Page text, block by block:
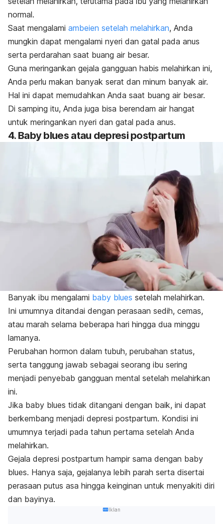
normal.
Saat mengalami ambeien setelah melahirkan, Anda
mungkin dapat mengalami nyeri dan gatal pada anus
serta perdarahan saat buang air besar.
Guna meringankan gejala gangguan habis melahirkan ini,
Anda perlu makan banyak serat dan minum banyak air.
Hal ini dapat memudahkan Anda saat buang air besar.
Di samping itu, Anda juga bisa berendam air hangat
untuk meringankan nyeri dan gatal pada anus.
4. Baby bluesatau depresi postpartum
Banyak ibu mengalami baby blues setelah melahirkan.
Ini umumnya ditandai dengan perasaan sedih, cemas,
atau marah selama beberapa hari hingga dua minggu
lamanya.
Perubahan hormon dalam tubuh, perubahan status,
serta tanggung jawab sebagai seorang ibu sering
menjadi penyebab gangguan mental setelah melahirkan
ini.
Jika baby blues tidak ditangani dengan baik, ini dapat
berkembang menjadi depresi postpartum. Kondisi ini
umumnya terjadi pada tahun pertama setelah Anda
melahirkan.
Gejala depresi postpartum hampir sama dengan baby
blues. Hanya saja, gejalanya lebih parah serta disertai
perasaan putus asa hingga keinginan untuk menyakiti diri
dan bayinya.
Iklan